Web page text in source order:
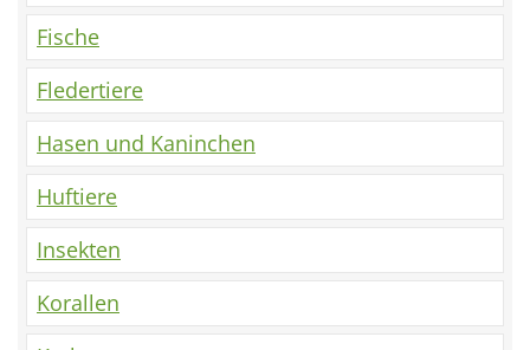
Fische
Fledertiere
Hasen und Kaninchen
Huftiere
Insekten
Korallen